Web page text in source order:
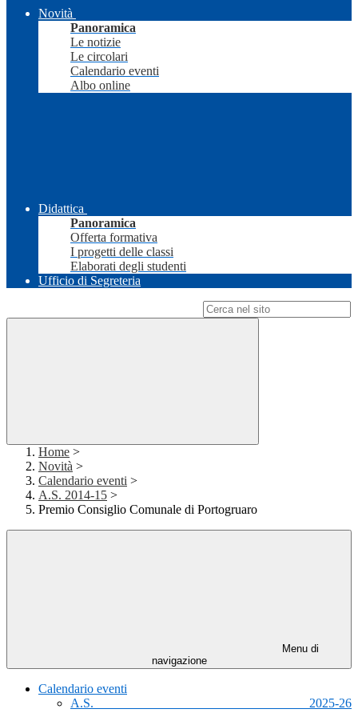
Novità
Panoramica
Le notizie
Le circolari
Calendario eventi
Albo online
Didattica
Panoramica
Offerta formativa
I progetti delle classi
Elaborati degli studenti
Ufficio di Segreteria
Home >
Novità >
Calendario eventi >
A.S. 2014-15 >
Premio Consiglio Comunale di Portogruaro
Menu di
navigazione
Calendario eventi
A.S. 2025-26